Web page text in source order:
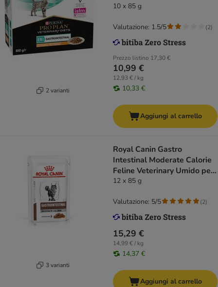
2 varianti
10 x 85 g
Prezzo listino 17,30 €
10,99 €
12,93 € / kg
10,33 €
Valutazione: 1.5/5 (2)
Aggiungi al carrello
3 varianti
Royal Canin Gastro
Intestinal Moderate Calorie
Feline Veterinary Umido per
gatti
12 x 85 g
15,29 €
14,99 € / kg
14,37 €
Valutazione: 5/5 (2)
Aggiungi al carrello